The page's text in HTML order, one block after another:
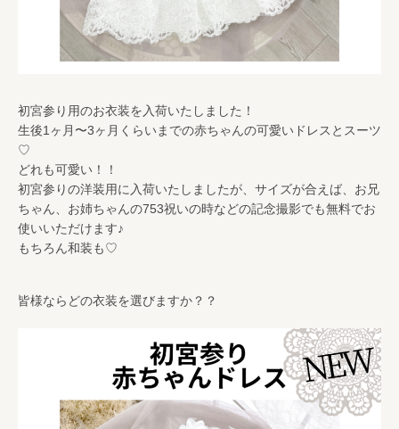
初宮参り用のお衣装を入荷いたしました！
生後1ヶ月〜3ヶ月くらいまでの赤ちゃんの可愛いドレスとスーツ
♡
どれも可愛い！！
初宮参りの洋装用に入荷いたしましたが、サイズが合えば、お兄
ちゃん、お姉ちゃんの753祝いの時などの記念撮影でも無料でお
使いいただけます♪
もちろん和装も♡
皆様ならどの衣装を選びますか？？